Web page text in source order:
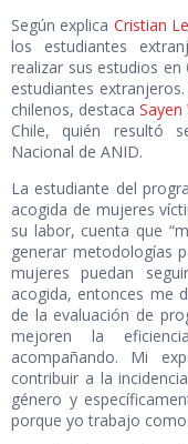
Según explica Cristian
los estudiantes
realizar sus estudios en
estudiantes
chilenos, destacaSayen
Chile, quién resultó
Nacional de ANID.
La estudiante del
acogida de mujeres
su labor, cuenta que
generar metodologías
mujeres puedan
acogida, entonces me
de la evaluación de
mejoren la
acompañando. Mi
contribuir a la
género y
porque yo trabajo